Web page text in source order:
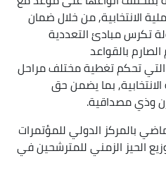
الانتخابية, من خلال ضمان
تكرس مبادئ التعددية
بالقواعد
التي تحكم تغطية مختلف مراحل
بما يضمن حق
وذي مصداقية.
بالمركز الدولي للمؤتمرات
الحيز الزمني للمترشحين في